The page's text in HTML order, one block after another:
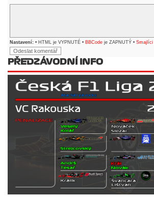
Nastavení: • HTML je VYPNUTÉ • BBCode je ZAPNUTÝ • Smajlíci
PŘEDZÁVODNÍ INFO